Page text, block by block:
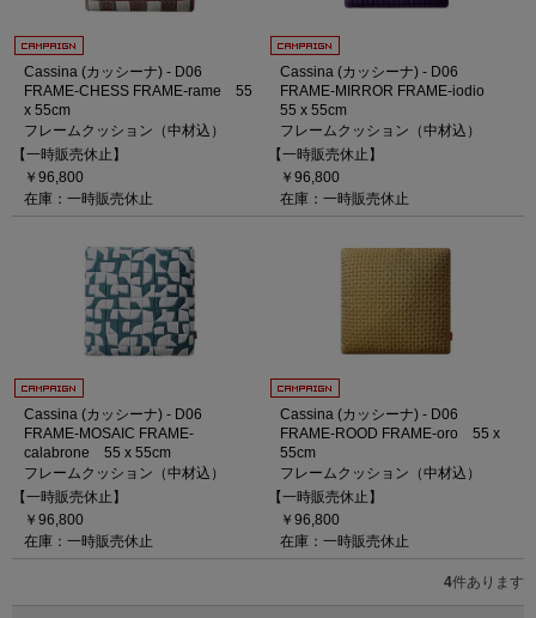
Cassina (カッシーナ) - D06
FRAME-CHESS FRAME-rame 55
x 55cm
フレームクッション（中材込）
【一時販売休止】
￥96,800
在庫：一時販売休止
Cassina (カッシーナ) - D06
FRAME-MIRROR FRAME-iodio
55 x 55cm
フレームクッション（中材込）
【一時販売休止】
￥96,800
在庫：一時販売休止
Cassina (カッシーナ) - D06
FRAME-MOSAIC FRAME-
calabrone 55 x 55cm
フレームクッション（中材込）
【一時販売休止】
￥96,800
在庫：一時販売休止
Cassina (カッシーナ) - D06
FRAME-ROOD FRAME-oro 55 x
55cm
フレームクッション（中材込）
【一時販売休止】
￥96,800
在庫：一時販売休止
4件あります